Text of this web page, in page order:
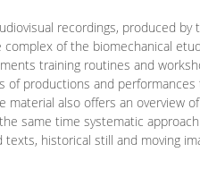
recordings, produced
of the biomechanical
training routines and
of productions and
material also offers an
same time systematic
historical still and moving